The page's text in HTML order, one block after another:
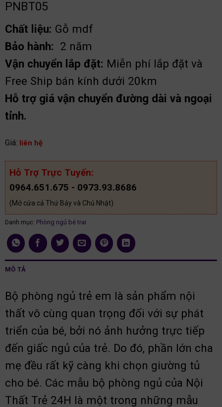
PNBT05
Chất liệu: Gỗ mdf
Bảo hành: 2 năm
Vận chuyển lắp đặt: Miễn phí lắp đặt và
Free Ship bán kính dưới 20km
Hỗ trợ giá vận chuyển đường dài và ngoại
tỉnh.
Giá: liên hệ
Hỗ Trợ Trực Tuyến:
0964.651.675 - 0973.93.8686
(Mở cửa cả Thứ Bảy và Chủ Nhật)
Danh mục: Phòng ngủ bé trai
MÔ TẢ
Bộ phòng ngủ trẻ em là sản phẩm nội
thất vô cùng quan trọng đối với sự phát
triển của bé, bởi nó ảnh hưởng trực tiếp
đến giấc ngủ của trẻ. Do đó, phần lớn cha
mẹ đều rất kỹ càng khi chọn giường tủ
cho bé. Các mẫu bộ phòng ngủ của Nội
Thất Trẻ 24H là một trong những mẫu